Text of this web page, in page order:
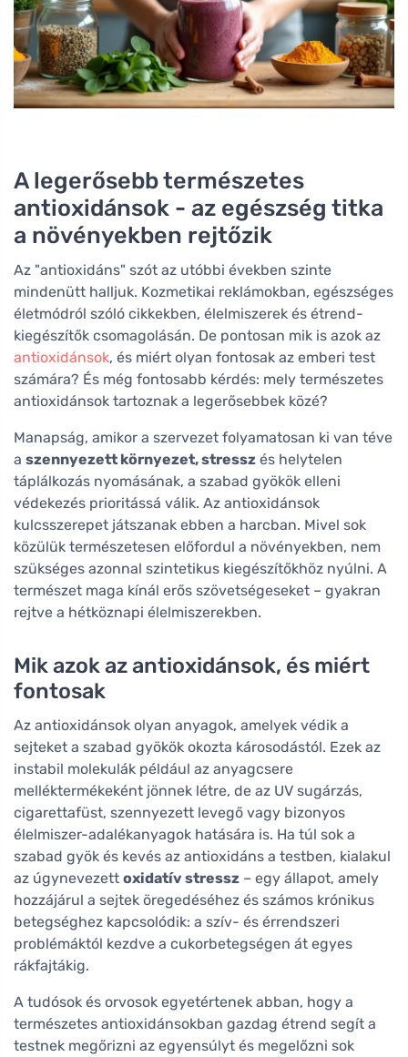
A legerősebb természetes
antioxidánsok - az egészség titka
a növényekben rejtőzik
Az "antioxidáns" szót az utóbbi években szinte
mindenütt halljuk. Kozmetikai reklámokban, egészséges
életmódról szóló cikkekben, élelmiszerek és étrend-
kiegészítők csomagolásán. De pontosan mik is azok az
antioxidánsok, és miért olyan fontosak az emberi test
számára? És még fontosabb kérdés: mely természetes
antioxidánsok tartoznak a legerősebbek közé?
Manapság, amikor a szervezet folyamatosan ki van téve
a szennyezett környezet, stressz és helytelen
táplálkozás nyomásának, a szabad gyökök elleni
védekezés prioritássá válik. Az antioxidánsok
kulcsszerepet játszanak ebben a harcban. Mivel sok
közülük természetesen előfordul a növényekben, nem
szükséges azonnal szintetikus kiegészítőkhöz nyúlni. A
természet maga kínál erős szövetségeseket – gyakran
rejtve a hétköznapi élelmiszerekben.
Mik azok az antioxidánsok, és miért
fontosak
Az antioxidánsok olyan anyagok, amelyek védik a
sejteket a szabad gyökök okozta károsodástól. Ezek az
instabil molekulák például az anyagcsere
melléktermékeként jönnek létre, de az UV sugárzás,
cigarettafüst, szennyezett levegő vagy bizonyos
élelmiszer-adalékanyagok hatására is. Ha túl sok a
szabad gyök és kevés az antioxidáns a testben, kialakul
az úgynevezett oxidatív stressz – egy állapot, amely
hozzájárul a sejtek öregedéséhez és számos krónikus
betegséghez kapcsolódik: a szív- és érrendszeri
problémáktól kezdve a cukorbetegségen át egyes
rákfajtákig.
A tudósok és orvosok egyetértenek abban, hogy a
természetes antioxidánsokban gazdag étrend segít a
testnek megőrizni az egyensúlyt és megelőzni sok